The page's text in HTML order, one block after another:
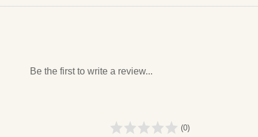
Be the first to write a review...
(0)